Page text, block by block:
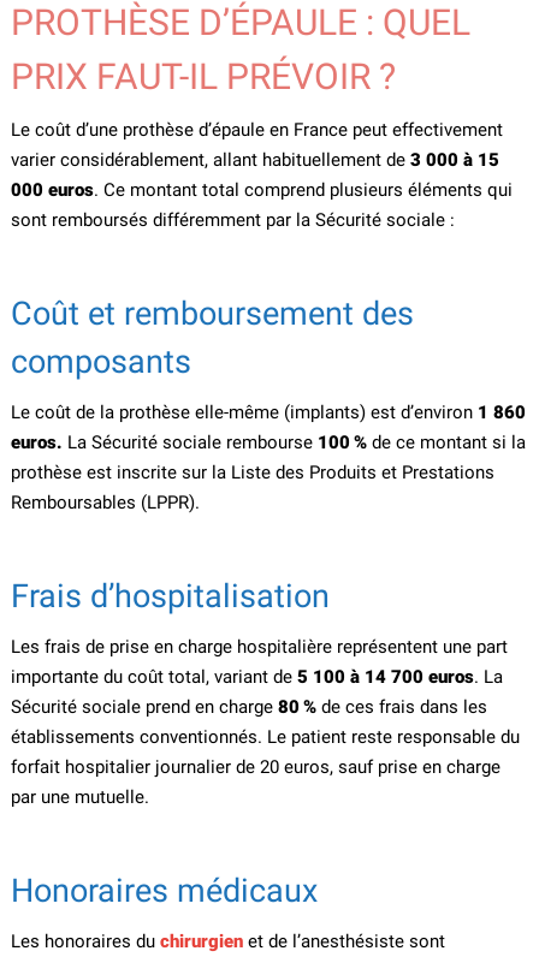
PROTHÈSE D’ÉPAULE : QUEL
PRIX FAUT-IL PRÉVOIR ?
Le coût d’une prothèse d’épaule en France peut effectivement
varier considérablement, allant habituellement de 3 000 à 15
000 euros. Ce montant total comprend plusieurs éléments qui
sont remboursés différemment par la Sécurité sociale :
Coût et remboursement des
composants
Le coût de la prothèse elle-même (implants) est d’environ 1 860
euros. La Sécurité sociale rembourse 100 % de ce montant si la
prothèse est inscrite sur la Liste des Produits et Prestations
Remboursables (LPPR).
Frais d’hospitalisation
Les frais de prise en charge hospitalière représentent une part
importante du coût total, variant de5 100 à 14 700 euros. La
Sécurité sociale prend en charge80 %de ces frais dans les
établissements conventionnés. Le patient reste responsable du
forfait hospitalier journalier de 20 euros, sauf prise en charge
par une mutuelle.
Honoraires médicaux
Les honoraires du chirurgienet de l’anesthésiste sont